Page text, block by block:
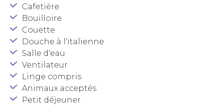
Cafetière
Bouilloire
Couette
Douche à l'italienne
Salle d'eau
Ventilateur
Linge compris
Animaux acceptés
Petit déjeuner